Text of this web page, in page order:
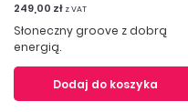
249,00 zł z VAT
Słoneczny groove z dobrą
energią.
Dodaj do koszyka